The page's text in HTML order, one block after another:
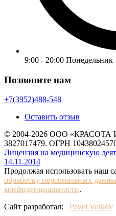
9:00 - 20:00 Понедельник
Позвоните нам
+7(3952)488-548
Оставить отзыв
© 2004-2026 ООО
3827017479. ОГРН
Лицензия на медицинскую
14.11.2014
Продолжая использовать наш
обработку персональных
конфиденциальности.
Сайт разработал:
Pavel Volkov